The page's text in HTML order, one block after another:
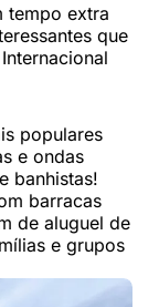
tempo extra
que
populares
e ondas
banhistas!
barracas
de aluguel de
e grupos